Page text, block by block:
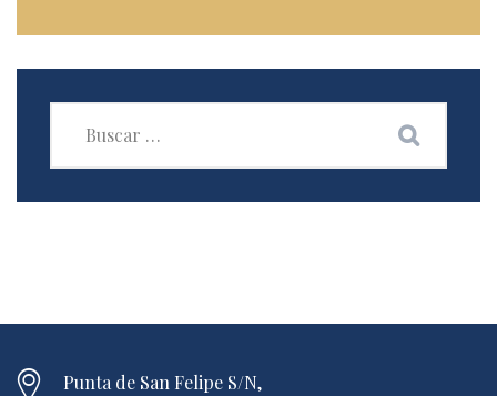
Punta de San Felipe S/N,